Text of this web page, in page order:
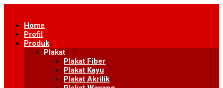
contentHome
Profil
Produk
Plakat
Plakat Fiber
Plakat Kayu
Plakat Akrilik